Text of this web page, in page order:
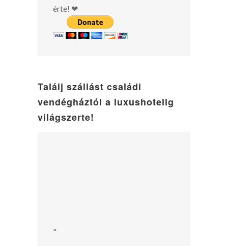
érte! ❤
Találj szállást családi
vendégháztól a luxushotelig
világszerte!
"